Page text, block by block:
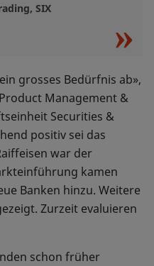
SIX
grosses Bedürfnis ab»,
Management &
Securities &
positiv sei das
war der
kamen
Banken hinzu. Weitere
Zurzeit evaluieren
schon früher